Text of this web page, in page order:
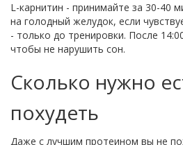
L-карнитин - принимайте за 30-40
на голодный желудок, если
- только до тренировки. После
чтобы не нарушить сон.
Сколько нужно
похудеть
Даже с лучшим протеином вы не